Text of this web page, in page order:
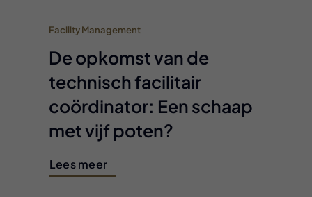
Facility Management
De opkomst van de
technisch facilitair
coördinator: Een schaap
met vijf poten?
Lees meer